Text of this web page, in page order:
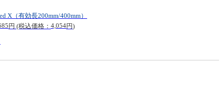
X（有効長200mm/400mm）
円 (税込価格： 4,054円)